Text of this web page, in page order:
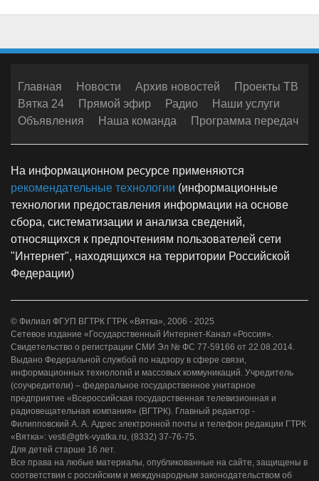
Главная Новости Архив новостей
Проекты ТВ
Вятка 24
Прямой эфир Радио
Наши услуги
Объявления
Наша команда Программа передач
На информационном ресурсе применяются
рекомендательные технологии (информационные
технологии предоставления информации на основе
сбора, систематизации и анализа сведений,
относящихся к предпочтениям пользователей сети
"Интернет", находящихся на территории Российской
Федерации)
© Филиал ФГУП ВГТРК ГТРК «Вятка», 2006 - 2025
Сетевое издание «Государственный Интернет-Канал «Россия».
Свидетельство о регистрации СМИ Эл № ФС 77-59166 от 22.08.2014.
Выдано Федеральной службой по надзору в сфере связи,
информационных технологий и массовых коммуникаций. Учредитель
(соучредители) – федеральное государственное унитарное
предприятие «Всероссийская государственная телевизионная и
радиовещательная компания» (ВГТРК). Главный редактор -
Филипповский А. А. Адрес электронной почты и телефон редакции ГТРК
«Вятка»: vesti@gtrk-vyatka.ru, (8332) 37-76-75.
Для детей старше 16 лет.
Все права на любые материалы, опубликованные на сайте, защищены в
соответствии с российским и международным законодательством об